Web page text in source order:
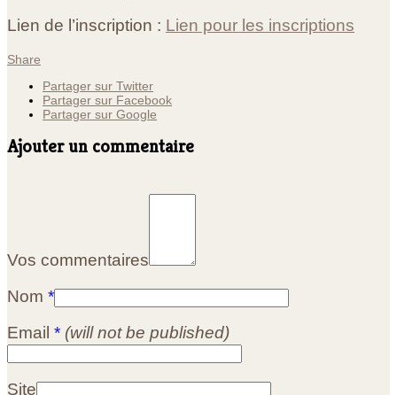
Lien de l’inscription : Lien pour les inscriptions
Share
Partager sur Twitter
Partager sur Facebook
Partager sur Google
Ajouter un commentaire
Vos commentaires
Nom *
Email * (will not be published)
Site